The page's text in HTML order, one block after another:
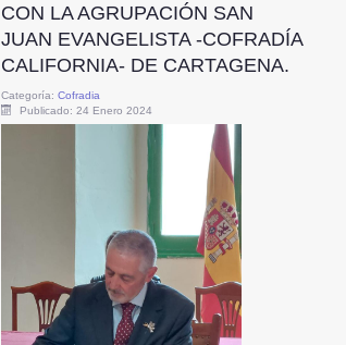
CON LA AGRUPACIÓN SAN
JUAN EVANGELISTA -COFRADÍA
CALIFORNIA- DE CARTAGENA.
Categoría: Cofradia
Publicado: 24 Enero 2024